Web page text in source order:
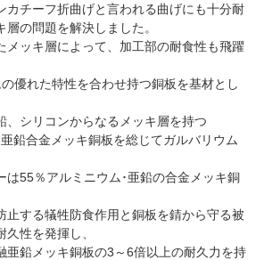
チーフ折曲げと言われる曲げにも十分耐
の問題を解決しました。
ッキ層によって、加工部の耐食性も飛躍
優れた特性を合わせ持つ銅板を基材とし
シリコンからなるメッキ層を持つ
鉛合金メッキ銅板を総じてガルバリウム
55％アルミニウム･亜鉛の合金メッキ銅
する犠牲防食作用と銅板を錆から守る被
性を発揮し、
鉛メッキ銅板の3～6倍以上の耐久力を持